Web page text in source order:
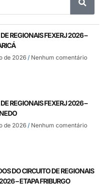
REGIONAIS FEXERJ 2026 –
de 2026 Nenhum comentário
REGIONAIS FEXERJ 2026 –
de 2026 Nenhum comentário
DO CIRCUITO DE REGIONAIS
– ETAPA FRIBURGO